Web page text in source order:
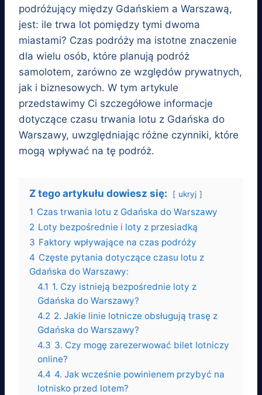
podróżujący między Gdańskiem a Warszawą,
jest: ile trwa lot pomiędzy tymi dwoma
miastami? Czas podróży ma istotne znaczenie
dla wielu osób, które planują podróż
samolotem, zarówno ze względów prywatnych,
jak i biznesowych. W tym artykule
przedstawimy Ci szczegółowe informacje
dotyczące czasu trwania lotu z Gdańska do
Warszawy, uwzględniając różne czynniki, które
mogą wpływać na tę podróż.
Z tego artykułu dowiesz się: ukryj
1 Czas trwania lotu z Gdańska do Warszawy
2 Loty bezpośrednie i loty z przesiadką
3 Faktory wpływające na czas podróży
4 Częste pytania dotyczące czasu lotu z
Gdańska do Warszawy:
4.1 1. Czy istnieją bezpośrednie loty z
Gdańska do Warszawy?
4.2 2. Jakie linie lotnicze obsługują trasę z
Gdańska do Warszawy?
4.3 3. Czy mogę zarezerwować bilet lotniczy
online?
4.4 4. Jak wcześnie powinienem przybyć na
lotnisko przed lotem?